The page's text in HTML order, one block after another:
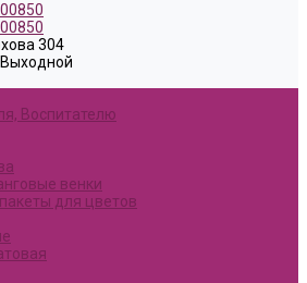
304
Выходной
Воспитателю
венки
для цветов